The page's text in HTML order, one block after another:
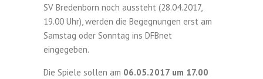
SV Bredenborn noch aussteht (28.04.2017,
19.00 Uhr), werden die Begegnungen erst am
Samstag oder Sonntag ins DFBnet
eingegeben.
Die Spiele sollen am 06.05.2017 um 17.00